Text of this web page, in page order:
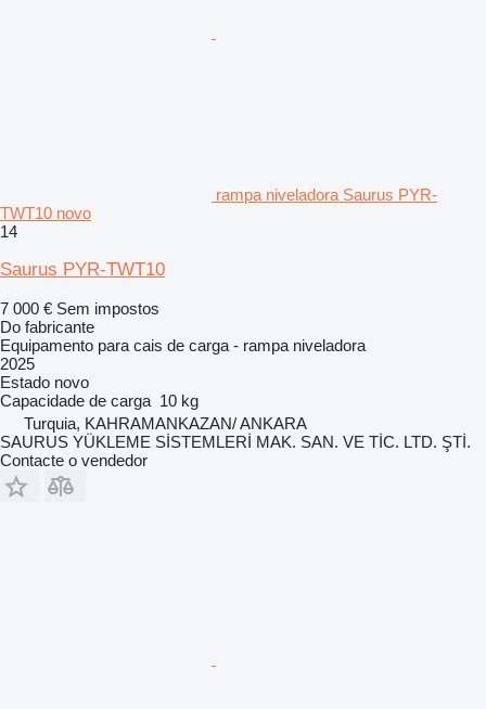
rampa niveladora Saurus PYR-
TWT10 novo
14
Saurus PYR-TWT10
7 000 € Sem impostos
Do fabricante
Equipamento para cais de carga - rampa niveladora
2025
Estado novo
Capacidade de carga 10 kg
Turquia, KAHRAMANKAZAN/ ANKARA
SAURUS YÜKLEME SİSTEMLERİ MAK. SAN. VE TİC. LTD. ŞTİ.
Contacte o vendedor